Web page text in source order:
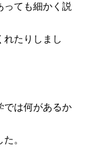
っても細かく説
れたりしまし
では何があるか
。